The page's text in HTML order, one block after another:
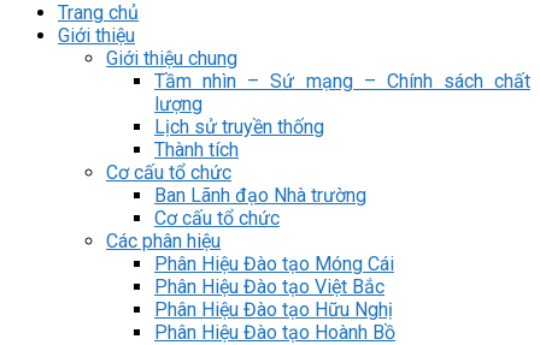
Trang chủ
Giới thiệu
Giới thiệu chung
Tầm nhìn – Sứ mạng – Chính sách chất
lượng
Lịch sử truyền thống
Thành tích
Cơ cấu tổ chức
Ban Lãnh đạo Nhà trường
Cơ cấu tổ chức
Các phân hiệu
Phân Hiệu Đào tạo Móng Cái
Phân Hiệu Đào tạo Việt Bắc
Phân Hiệu Đào tạo Hữu Nghị
Phân Hiệu Đào tạo Hoành Bồ